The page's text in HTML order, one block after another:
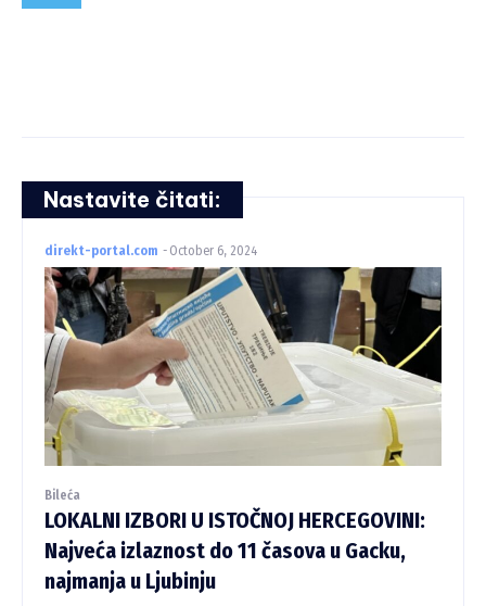
Nastavite čitati:
direkt-portal.com - October 6, 2024
Bileća
LOKALNI IZBORI U ISTOČNOJ HERCEGOVINI:
Najveća izlaznost do 11 časova u Gacku,
najmanja u Ljubinju